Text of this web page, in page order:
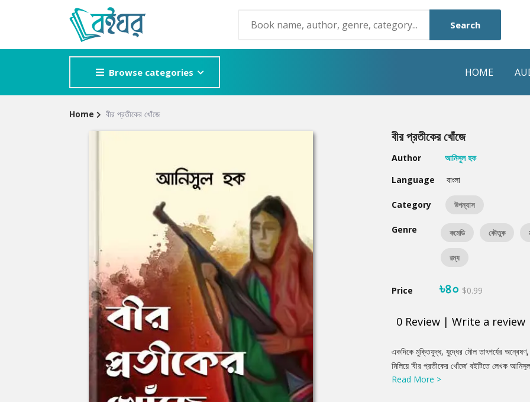
Search
Browse categories HOME
Mystery
Horror
Detective
Humayun Ahmed
Mouri Morium
Home বীর প্রতীকের খোঁজে
বীর প্রতীকের খোঁজে
Author
আনিসুল হক
Language
বাংলা
Category উপন্যাস
Genre কমেডি কৌতুক
রম্য
Price ৳৪০ $0.99
0 Review | Write a review
Product
Summery
একদিকে মুক্তিযুদ্ধ, যুদ্ধের মৌল তাৎপর্যের
মিলিয়ে ‘বীর প্রতীকের খোঁজে’ বইটিতে লেখক
প্রশ্ন, ‘হঠাৎ করেই নিভে আসে উৎসবের আলো,
Read More >